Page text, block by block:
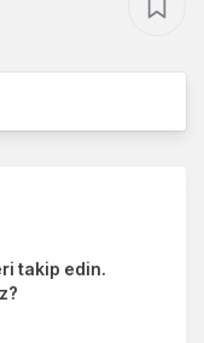
takip edin.